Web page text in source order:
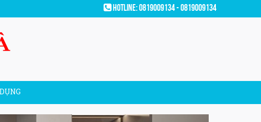
Hotline: 0819009134 - 0819009134